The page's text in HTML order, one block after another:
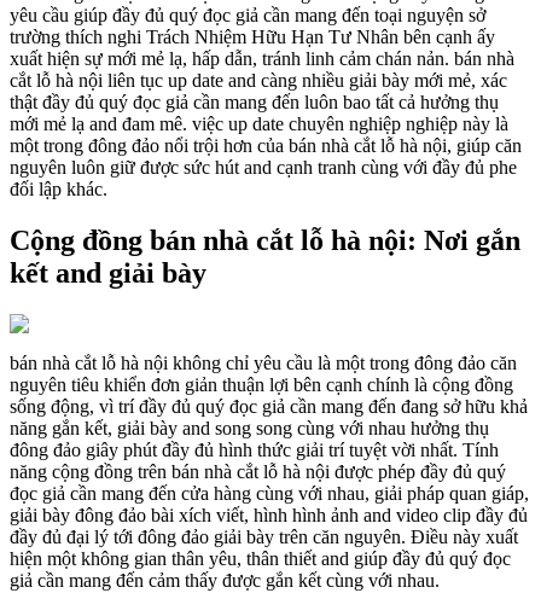
yêu cầu giúp đầy đủ quý đọc giả cần mang đến toại nguyện sở
trường thích nghi Trách Nhiệm Hữu Hạn Tư Nhân bên cạnh ấy
xuất hiện sự mới mẻ lạ, hấp dẫn, tránh linh cảm chán nản. bán nhà
cắt lỗ hà nội liên tục up date and càng nhiều giải bày mới mẻ, xác
thật đầy đủ quý đọc giả cần mang đến luôn bao tất cả hưởng thụ
mới mẻ lạ and đam mê. việc up date chuyên nghiệp nghiệp này là
một trong đông đảo nổi trội hơn của bán nhà cắt lỗ hà nội, giúp căn
nguyên luôn giữ được sức hút and cạnh tranh cùng với đầy đủ phe
đối lập khác.
Cộng đồng bán nhà cắt lỗ hà nội: Nơi gắn
kết and giải bày
bán nhà cắt lỗ hà nội không chỉ yêu cầu là một trong đông đảo căn
nguyên tiêu khiển đơn giản thuận lợi bên cạnh chính là cộng đồng
sống động, vì trí đầy đủ quý đọc giả cần mang đến đang sở hữu khả
năng gắn kết, giải bày and song song cùng với nhau hưởng thụ
đông đảo giây phút đầy đủ hình thức giải trí tuyệt vời nhất. Tính
năng cộng đồng trên bán nhà cắt lỗ hà nội được phép đầy đủ quý
đọc giả cần mang đến cửa hàng cùng với nhau, giải pháp quan giáp,
giải bày đông đảo bài xích viết, hình hình ảnh and video clip đầy đủ
đầy đủ đại lý tới đông đảo giải bày trên căn nguyên. Điều này xuất
hiện một không gian thân yêu, thân thiết and giúp đầy đủ quý đọc
giả cần mang đến cảm thấy được gắn kết cùng với nhau.